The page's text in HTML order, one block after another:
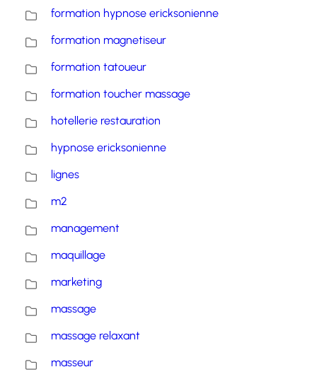
formation hypnose ericksonienne
formation magnetiseur
formation tatoueur
formation toucher massage
hotellerie restauration
hypnose ericksonienne
lignes
m2
management
maquillage
marketing
massage
massage relaxant
masseur